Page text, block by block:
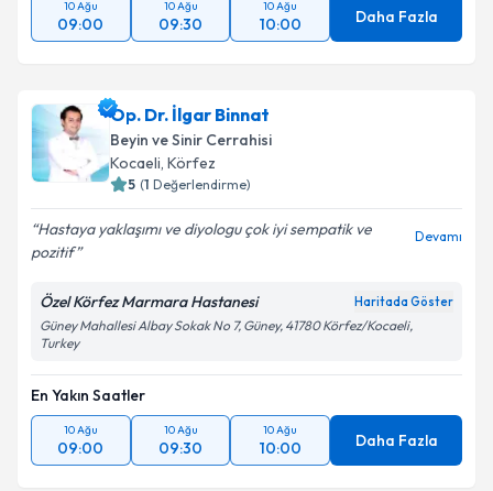
10 Ağu
09:00
10 Ağu
09:30
10 Ağu
10:00 Daha Fazla
Op. Dr. İlgar Binnat
Beyin ve Sinir Cerrahisi
Kocaeli, Körfez
5 (1 Değerlendirme)
Hastaya yaklaşımı ve diyologu çok iyi sempatik ve
pozitif
Devamı
Özel Körfez Marmara Hastanesi Haritada Göster
Güney Mahallesi Albay Sokak No 7, Güney, 41780 Körfez/Kocaeli,
Turkey
En Yakın Saatler
10 Ağu
09:00
10 Ağu
09:30
10 Ağu
10:00 Daha Fazla